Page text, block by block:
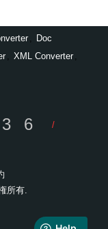
Doc
XML Converter
/
所有.